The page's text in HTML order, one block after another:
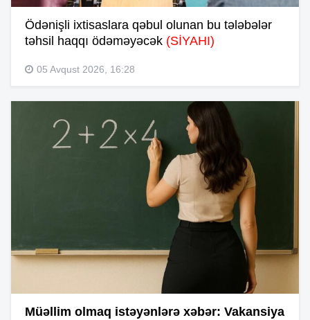
Ödənişli ixtisaslara qəbul olunan bu tələbələr
təhsil haqqı ödəməyəcək (SİYAHI)
05 Avqust 2026, 16:28
Müəllim olmaq istəyənlərə xəbər: Vakansiya